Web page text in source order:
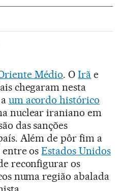
Sociales
Médio. OIrã e
chegaram nesta
um acordo histórico
nuclear iraniano em
das sanções
Além de pôr fim a
entre osEstados Unidos
reconfigurar os
numa região abalada